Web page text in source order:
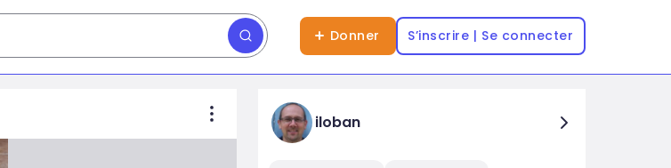
Donner S’inscrire | Se connecter
iloban